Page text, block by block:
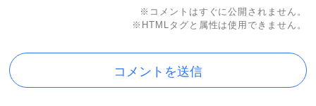
※コメントはすぐに公開されません。
※HTMLタグと属性は使用できません。